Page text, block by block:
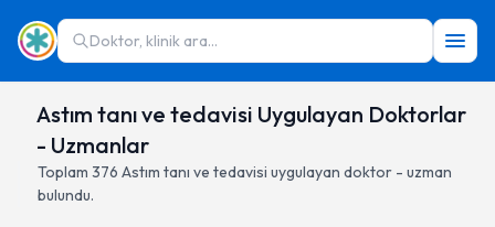
Doktor, klinik ara...
Astım tanı ve tedavisi Uygulayan Doktorlar
- Uzmanlar
Toplam 376 Astım tanı ve tedavisi uygulayan doktor - uzman
bulundu.